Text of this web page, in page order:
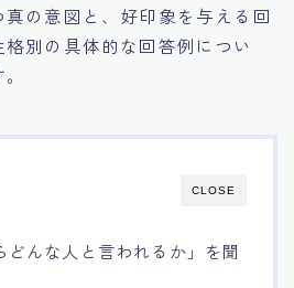
するためのヒント
の意図と、好印象を与える回
別の具体的な回答例につい
CLOSE
どんな人と言われるか」を聞